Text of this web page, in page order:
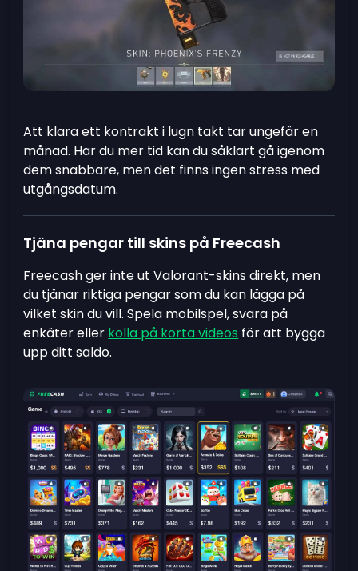
Att klara ett kontrakt i lugn takt tar ungefär en
månad. Har du mer tid kan du såklart gå igenom
dem snabbare, men det finns ingen stress med
utgångsdatum.
Tjäna pengar till skins på Freecash
Freecash ger inte ut Valorant-skins direkt, men
du tjänar riktiga pengar som du kan lägga på
vilket skin du vill. Spela mobilspel, svara på
enkäter eller kolla på korta videos för att bygga
upp ditt saldo.